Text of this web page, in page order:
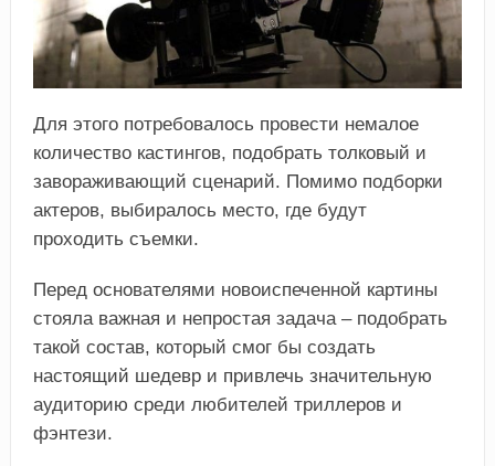
Для этого потребовалось провести немалое
количество кастингов, подобрать толковый и
завораживающий сценарий. Помимо подборки
актеров, выбиралось место, где будут
проходить съемки.
Перед основателями новоиспеченной картины
стояла важная и непростая задача – подобрать
такой состав, который смог бы создать
настоящий шедевр и привлечь значительную
аудиторию среди любителей триллеров и
фэнтези.